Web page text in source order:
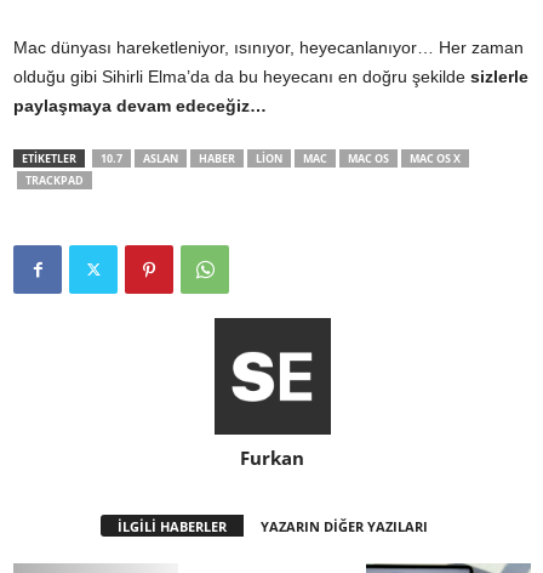
Mac dünyası hareketleniyor, ısınıyor, heyecanlanıyor… Her zaman
olduğu gibi Sihirli Elma’da da bu heyecanı en doğru şekilde sizlerle
paylaşmaya devam edeceğiz…
ETİKETLER 10.7 ASLAN HABER LION MAC MAC OS
MAC OS X
TRACKPAD
Furkan
İLGİLİ HABERLER YAZARIN DİĞER YAZILARI